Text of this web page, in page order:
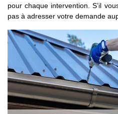
pour chaque intervention. S’il
pas à adresser votre demande